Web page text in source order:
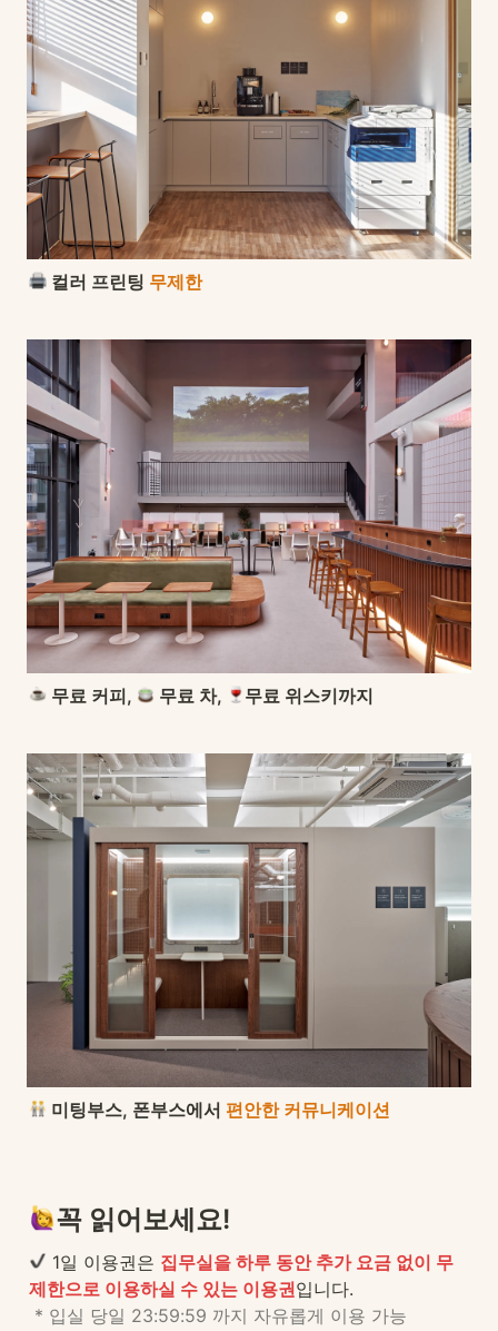
컬러 프린팅 무제한
무료 커피, 무료 차, 무료 위스키까지
미팅부스, 폰부스에서 편안한 커뮤니케이션
꼭 읽어보세요!
1일 이용권은 집무실을 하루 동안 추가 요금 없이 무
제한으로 이용하실 수 있는 이용권입니다.
* 입실 당일 23:59:59 까지 자유롭게 이용 가능